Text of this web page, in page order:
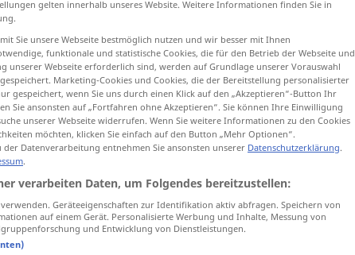
groggy
groggy UMG
gelten innerhalb unseres Website. Weitere Informationen finden Sie in
Sie unsere Webseite bestmöglich nutzen und wir besser mit Ihnen
funktionale und statistische Cookies, die für den Betrieb der Webseite und
unserer Webseite erforderlich sind, werden auf Grundlage unserer Vorauswahl
Marketing-Cookies und Cookies, die der Bereitstellung personalisierter
gespeichert, wenn Sie uns durch einen Klick auf den „Akzeptieren“-Button Ihr
Sie ansonsten auf „Fortfahren ohne Akzeptieren“. Sie können Ihre Einwilligung
unserer Webseite widerrufen. Wenn Sie weitere Informationen zu den Cookies
möchten, klicken Sie einfach auf den Button „Mehr Optionen“.
der Datenverarbeitung entnehmen Sie ansonsten unserer Datenschutzerklärung.
.
verarbeiten Daten, um Folgendes bereitzustellen:
Geräteeigenschaften zur Identifikation aktiv abfragen. Speichern von
auf einem Gerät. Personalisierte Werbung und Inhalte, Messung von
und Entwicklung von Dienstleistungen.